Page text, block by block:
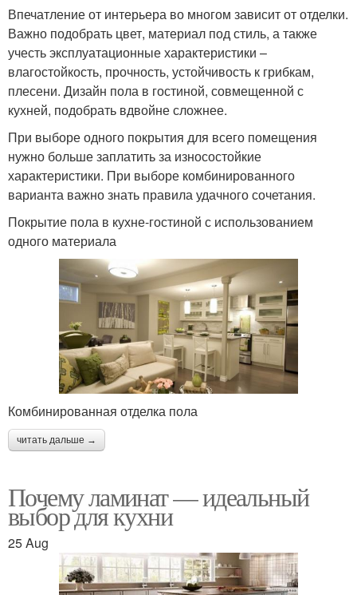
Впечатление от интерьера во многом зависит от отделки.
Важно подобрать цвет, материал под стиль, а также
учесть эксплуатационные характеристики –
влагостойкость, прочность, устойчивость к грибкам,
плесени. Дизайн пола в гостиной, совмещенной с
кухней, подобрать вдвойне сложнее.
При выборе одного покрытия для всего помещения
нужно больше заплатить за износостойкие
характеристики. При выборе комбинированного
варианта важно знать правила удачного сочетания.
Покрытие пола в кухне-гостиной с использованием
одного материала
Комбинированная отделка пола
читать дальше →
Почему ламинат — идеальный
выбор для кухни
25 Aug